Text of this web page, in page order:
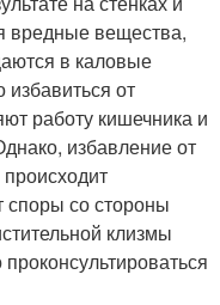
вредные вещества,
в каловые
от
работу кишечника и
избавление от
споры со стороны
клизмы